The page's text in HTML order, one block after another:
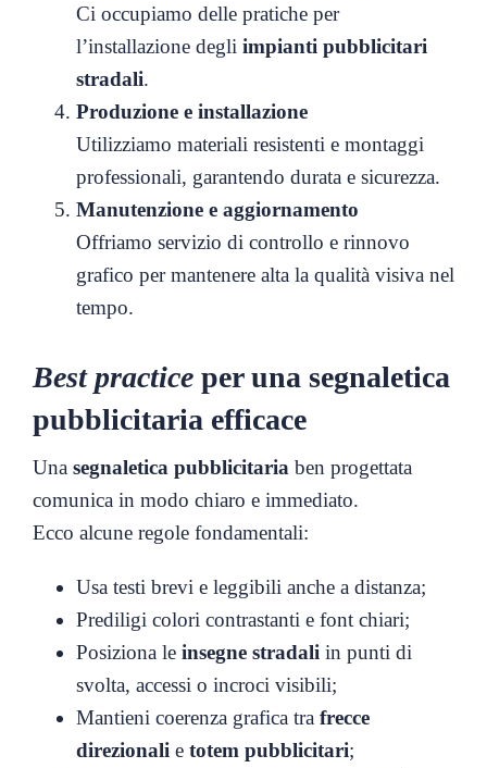
Ci occupiamo delle pratiche per
l’installazione degli impianti pubblicitari
stradali.
Produzione e installazione
Utilizziamo materiali resistenti e montaggi
professionali, garantendo durata e sicurezza.
Manutenzione e aggiornamento
Offriamo servizio di controllo e rinnovo
grafico per mantenere alta la qualità visiva nel
tempo.
Best practiceper una segnaletica
pubblicitaria efficace
Una segnaletica pubblicitaria ben progettata
comunica in modo chiaro e immediato.
Ecco alcune regole fondamentali:
Usa testi brevi e leggibili anche a distanza;
Prediligi colori contrastanti e font chiari;
Posiziona le insegne stradali in punti di
svolta, accessi o incroci visibili;
Mantieni coerenza grafica tra frecce
direzionali e totem pubblicitari;